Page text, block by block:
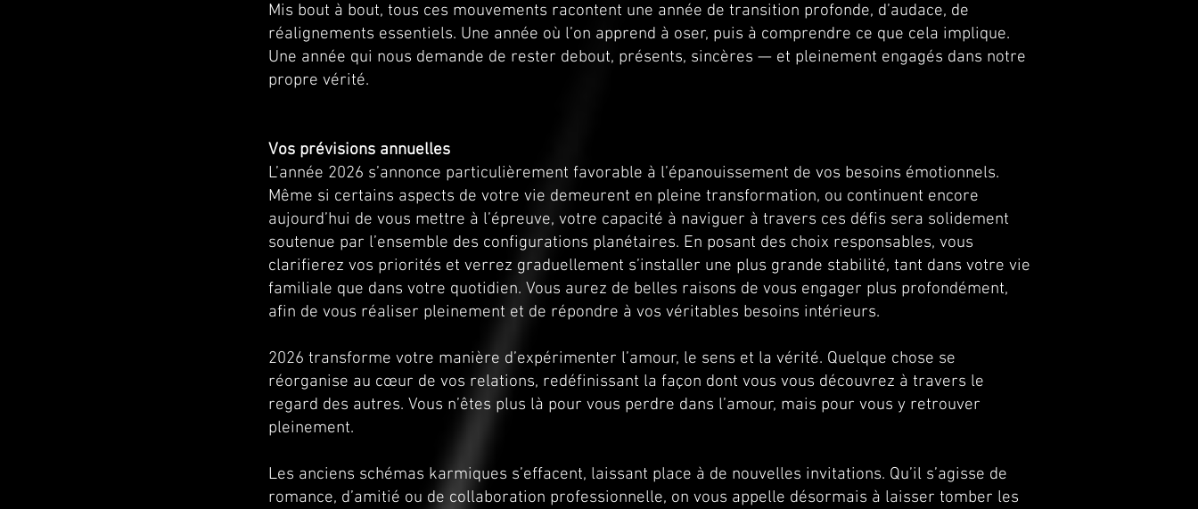
Mis bout à bout, tous ces mouvements racontent une année de transition profonde, d’audace, de
réalignements essentiels. Une année où l’on apprend à oser, puis à comprendre ce que cela implique.
Une année qui nous demande de rester debout, présents, sincères — et pleinement engagés dans notre
propre vérité.
Vos prévisions annuelles
L’année 2026 s’annonce particulièrement favorable à l’épanouissement de vos besoins émotionnels.
Même si certains aspects de votre vie demeurent en pleine transformation, ou continuent encore
aujourd’hui de vous mettre à l’épreuve, votre capacité à naviguer à travers ces défis sera solidement
soutenue par l’ensemble des configurations planétaires. En posant des choix responsables, vous
clarifierez vos priorités et verrez graduellement s’installer une plus grande stabilité, tant dans votre vie
familiale que dans votre quotidien. Vous aurez de belles raisons de vous engager plus profondément,
afin de vous réaliser pleinement et de répondre à vos véritables besoins intérieurs.
2026 transforme votre manière d’expérimenter l’amour, le sens et la vérité. Quelque chose se
réorganise au cœur de vos relations, redéfinissant la façon dont vous vous découvrez à travers le
regard des autres. Vous n’êtes plus là pour vous perdre dans l’amour, mais pour vous y retrouver
pleinement.
Les anciens schémas karmiques s’effacent, laissant place à de nouvelles invitations. Qu’il s’agisse de
romance, d’amitié ou de collaboration professionnelle, on vous appelle désormais à laisser tomber les